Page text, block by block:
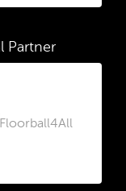
Partner